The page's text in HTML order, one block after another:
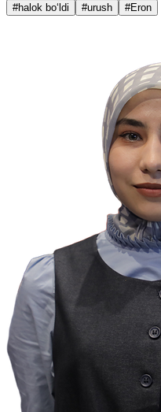
#halok bo‘ldi #urush #Eron